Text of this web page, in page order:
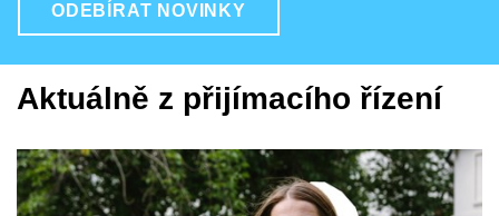
ODEBÍRAT NOVINKY
Aktuálně z přijímacího řízení